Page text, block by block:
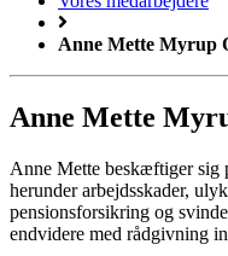
Anne Mette Myrup
Anne Mette
Anne Mette beskæftiger sig
herunder arbejdsskader,
pensionsforsikring og
endvidere med rådgivning